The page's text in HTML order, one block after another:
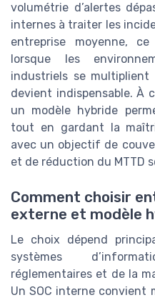
volumétrie d’alertes
internes à traiter les
entreprise moyenne,
lorsque les
industriels se
devient indispensable. À
un modèle hybride
tout en gardant la
avec un objectif de
et de réduction du MTTD
Comment choisir
externe et modèle
Le choix dépend
systèmes
réglementaires et de la
Un SOC interne convient